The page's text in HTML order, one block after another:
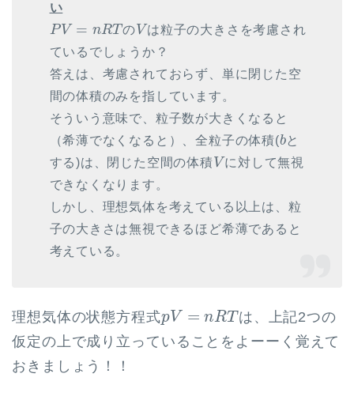
い
PV = nRT
PV= T のV
Vは粒子の大きさを考慮され
ているでしょうか？
答えは、考慮されておらず、単に閉じた空
間の体積のみを指しています。
そういう意味で、粒子数が大きくなると
（希薄でなくなると）、全粒子の体積(b
bと
する)は、閉じた空間の体積V
Vに対して無視
できなくなります。
しかし、理想気体を考えている以上は、粒
子の大きさは無視できるほど希薄であると
考えている。
理想気体の状態方程式pV = nRT
pV= R T
は、上記2つの
仮定の上で成り立っていることをよーーく覚えて
おきましょう！！